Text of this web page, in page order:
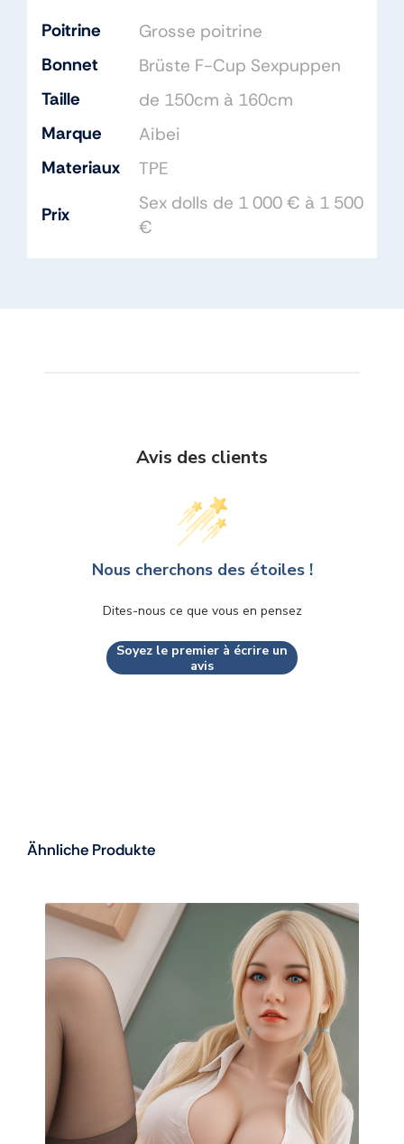
Poitrine
Grosse poitrine
Bonnet
Brüste F-Cup Sexpuppen
Taille
de 150cm à 160cm
Marque
Aibei
Materiaux
TPE
Prix
Sex dolls de 1 000 € à 1 500
€
Avis des clients
Nous cherchons des étoiles !
Dites-nous ce que vous en pensez
Soyez le premier à écrire un
avis
Ähnliche Produkte